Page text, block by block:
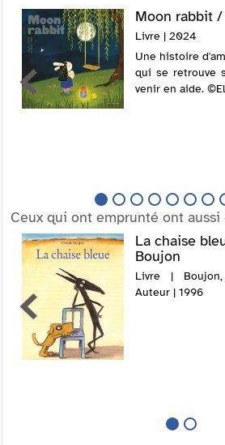
Moon rabbit /
Livre | 2024
Une histoire
qui se retrouve
venir en aide.
Ceux qui ont emprunté ont
La chaise
Boujon
Livre | Boujon,
Auteur | 1996